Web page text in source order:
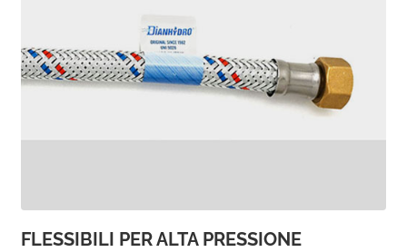
FLESSIBILI PER ALTA PRESSIONE